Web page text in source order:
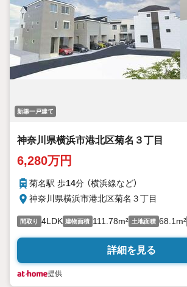
新築一戸建て
神奈川県横浜市港北区菊名３丁目
6,280万円
菊名駅 歩14分 （横浜線など）
神奈川県横浜市港北区菊名３丁目
間取り 4LDK 建物面積 111.78m² 土地面積 68.1m²
詳細を見る
提供